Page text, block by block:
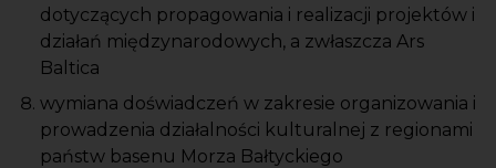
dotyczących propagowania i realizacji projektów i
działań międzynarodowych, a zwłaszcza Ars
Baltica
wymiana doświadczeń w zakresie organizowania i
prowadzenia działalności kulturalnej z regionami
państw basenu Morza Bałtyckiego